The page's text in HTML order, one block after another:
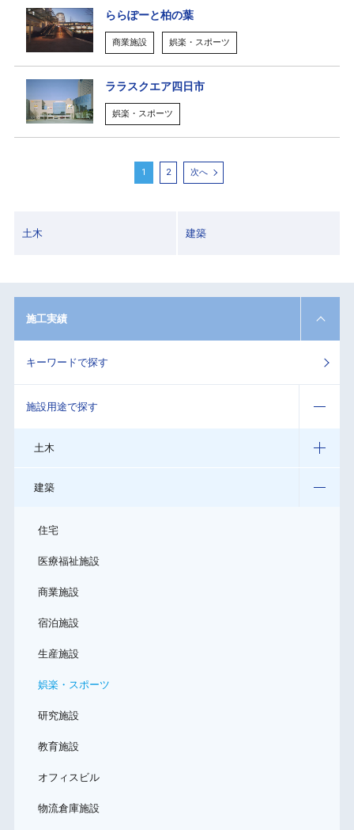
ららぽーと柏の葉
商業施設 娯楽・スポーツ
ララスクエア四日市
娯楽・スポーツ
1 2 次へ
土木 建築
施工実績
キーワードで探す
施設用途で探す
土木
建築
住宅
医療福祉施設
商業施設
宿泊施設
生産施設
娯楽・スポーツ
研究施設
教育施設
オフィスビル
物流倉庫施設